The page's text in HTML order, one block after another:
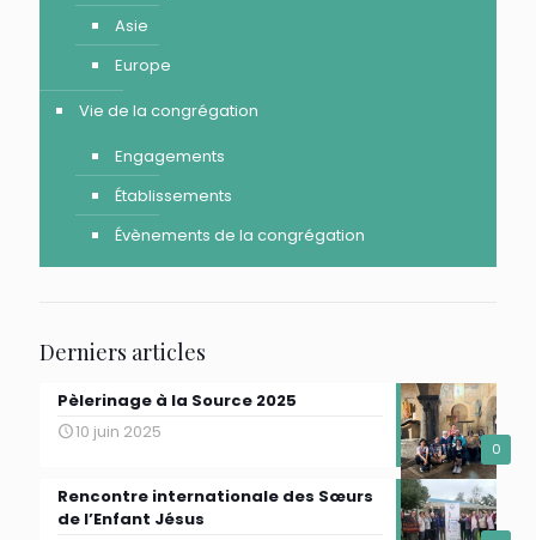
Asie
Europe
Vie de la congrégation
Engagements
Établissements
Évènements de la congrégation
Derniers articles
0
Pèlerinage à la Source 2025
10 juin 2025
Rencontre internationale des Sœurs
de l’Enfant Jésus